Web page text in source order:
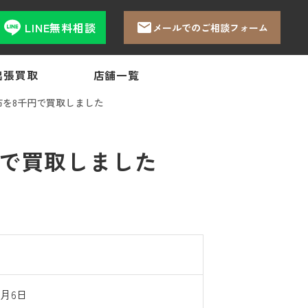
LINE無料相談 メールでのご相談フォーム
張買取 店舗一覧
8千円で買取しました
買取しました
6日